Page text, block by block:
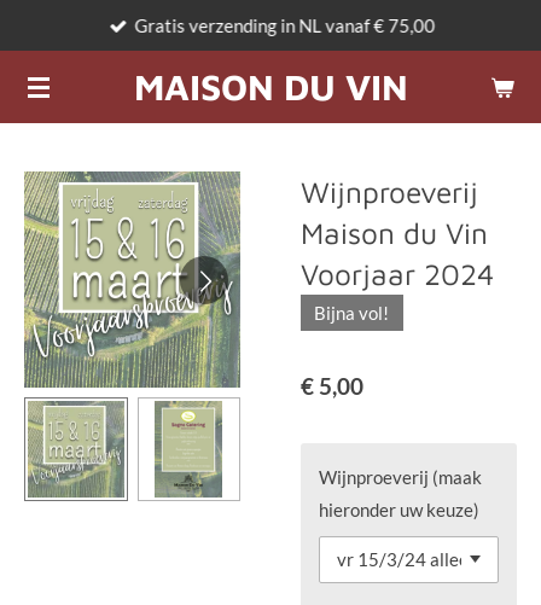
naar
de
MAISON DU VIN
Gratis verzending in NL vanaf € 75,00
Wijnproeverij
Maison du Vin
Voorjaar 2024
Bijna vol!
€ 5,00
Wijnproeverij (maak
hieronder uw keuze)